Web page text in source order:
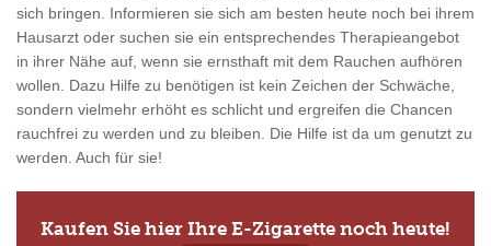
sich bringen. Informieren sie sich am besten heute noch bei ihrem
Hausarzt oder suchen sie ein entsprechendes Therapieangebot
in ihrer Nähe auf, wenn sie ernsthaft mit dem Rauchen aufhören
wollen. Dazu Hilfe zu benötigen ist kein Zeichen der Schwäche,
sondern vielmehr erhöht es schlicht und ergreifen die Chancen
rauchfrei zu werden und zu bleiben. Die Hilfe ist da um genutzt zu
werden. Auch für sie!
Kaufen Sie hier Ihre E-Zigarette noch heute!